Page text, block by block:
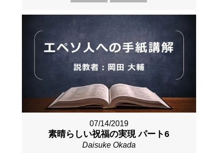
07/14/2019
素晴らしい祝福の実現 パート6
Daisuke Okada